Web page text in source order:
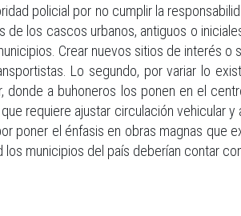
policial por no cumplir la
los cascos urbanos, antiguos o
Crear nuevos sitios de interés
Lo segundo, por variar lo
donde a buhoneros los ponen en el
requiere ajustar circulación vehicular
poner el énfasis en obras magnas que
los municipios del país deberían contar